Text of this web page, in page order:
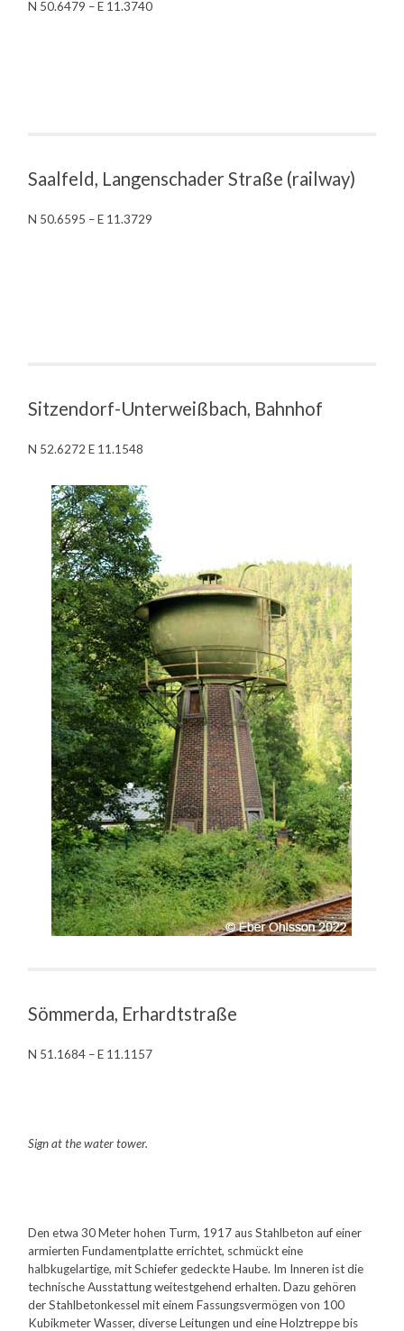
N 50.6479 – E 11.3740
Saalfeld, Langenschader Straße (railway)
N 50.6595 – E 11.3729
Sitzendorf-Unterweißbach, Bahnhof
N 52.6272 E 11.1548
Sömmerda, Erhardtstraße
N 51.1684 – E 11.1157
Sign at the water tower.
Den etwa 30 Meter hohen Turm, 1917 aus Stahlbeton auf einer
armierten Fundamentplatte errichtet, schmückt eine
halbkugelartige, mit Schiefer gedeckte Haube. Im Inneren ist die
technische Ausstattung weitestgehend erhalten. Dazu gehören
der Stahlbetonkessel mit einem Fassungsvermögen von 100
Kubikmeter Wasser, diverse Leitungen und eine Holztreppe bis